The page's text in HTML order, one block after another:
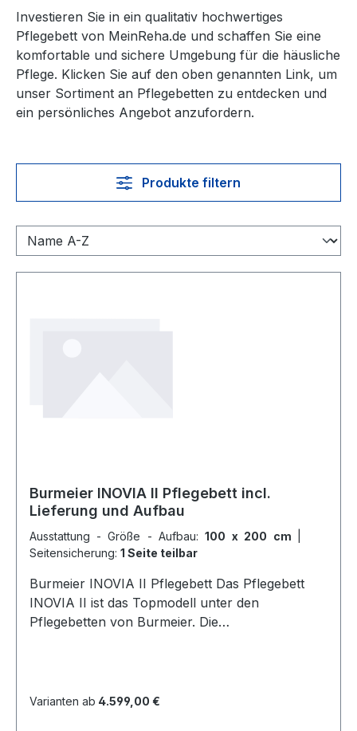
Investieren Sie in ein qualitativ hochwertiges
Pflegebett von MeinReha.de und schaffen Sie eine
komfortable und sichere Umgebung für die häusliche
Pflege. Klicken Sie auf den oben genannten Link, um
unser Sortiment an Pflegebetten zu entdecken und
ein persönliches Angebot anzufordern.
Produkte filtern
Burmeier INOVIA II Pflegebett incl.
Lieferung und Aufbau
Ausstattung - Größe - Aufbau: 100 x 200 cm
Seitensicherung: 1 Seite teilbar
Burmeier INOVIA II Pflegebett Das Pflegebett
INOVIA II ist das Topmodell unter den
Pflegebetten von Burmeier. Die
Einsatz von Haltegurten oder Seitengittern auch
Varianten ab 4.599,00 €